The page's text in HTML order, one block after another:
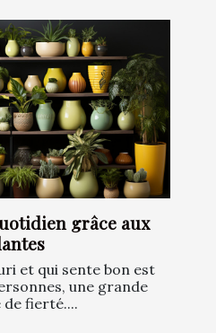
grâce aux
et qui sente bon est
une grande
de fierté....